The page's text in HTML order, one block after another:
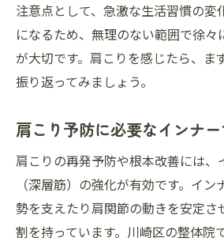
注意点として、急激な生活習慣の変
になるため、無理のない範囲で徐々
が大切です。肩こりを感じたら、ま
振り返ってみましょう。
肩こり予防に必要なインナ
肩こりの再発予防や根本改善には、
（深層筋）の強化が有効です。イ
勢を支えたり肩関節の動きを安定さ
割を持っています。川崎区の整体院